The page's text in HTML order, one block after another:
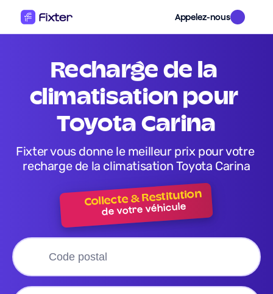
Appelez-nous
recharge de la
climatisation pour
Toyota Carina
Fixter vous donne le meilleur prix pour votre
recharge de la climatisation Toyota Carina
Collecte & Restitution
de votre véhicule